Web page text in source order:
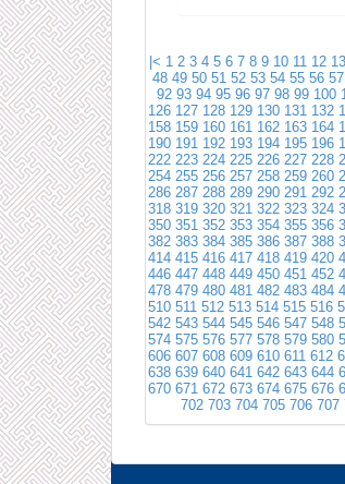
|< 1 2 3 4 5 6 7 8 9 10 11 12 13
48 49 50 51 52 53 54 55 56 57
92 93 94 95 96 97 98 99 100
126 127 128 129 130 131 132
158 159 160 161 162 163 164
190 191 192 193 194 195 196
222 223 224 225 226 227 228
254 255 256 257 258 259 260
286 287 288 289 290 291 292
318 319 320 321 322 323 324
350 351 352 353 354 355 356
382 383 384 385 386 387 388
414 415 416 417 418 419 420
446 447 448 449 450 451 452
478 479 480 481 482 483 484
510 511 512 513 514 515 516
542 543 544 545 546 547 548
574 575 576 577 578 579 580
606 607 608 609 610 611 612
638 639 640 641 642 643 644
670 671 672 673 674 675 676
702 703 704 705 706 707